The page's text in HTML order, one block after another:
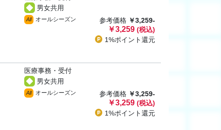
男女共用
All オールシーズン 参考価格 ￥3,259-
￥3,259 (税込)
1%ポイント還元
医療事務・受付
男女共用
All オールシーズン 参考価格 ￥3,259-
￥3,259 (税込)
1%ポイント還元